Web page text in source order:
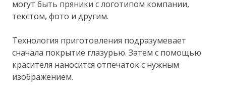
могут быть пряники с логотипом компании,
текстом, фото и другим.
Технология приготовления подразумевает
сначала покрытие глазурью. Затем с помощью
красителя наносится отпечаток с нужным
изображением.